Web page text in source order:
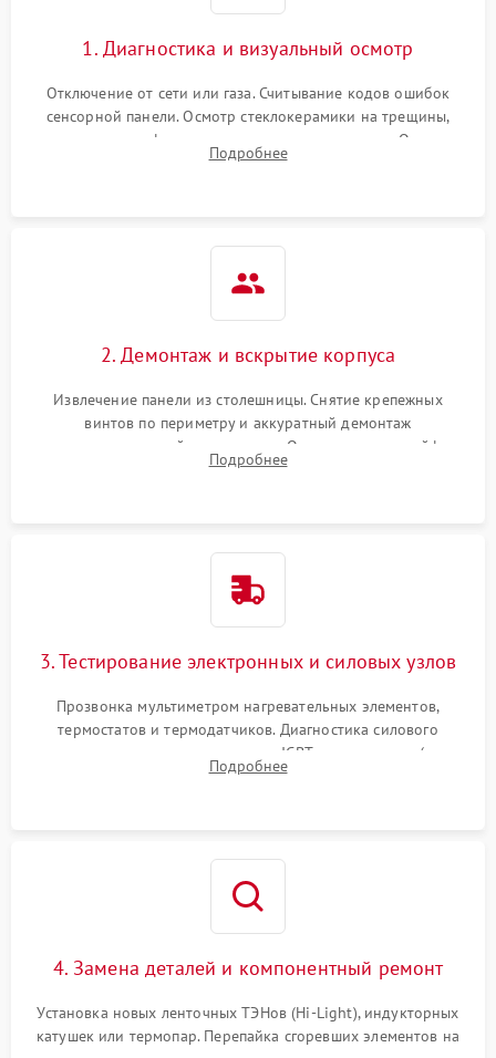
1. Диагностика и визуальный осмотр
Отключение от сети или газа. Считывание кодов ошибок
сенсорной панели. Осмотр стеклокерамики на трещины,
проверка конфорок на равномерность нагрева. Опрос
клиента о симптомах (не включается, не видит посуду,
Подробнее
2. Демонтаж и вскрытие корпуса
Извлечение панели из столешницы. Снятие крепежных
винтов по периметру и аккуратный демонтаж
стеклокерамической поверхности. Отсоединение шлейфов
сенсорного блока для доступа к силовым платам, катушкам
Подробнее
3. Тестирование электронных и силовых узлов
Прозвонка мультиметром нагревательных элементов,
термостатов и термодатчиков. Диагностика силового
модуля, реле, диодных мостов и IGBT-транзисторов (для
индукции). Проверка кранов и газ-контроля (для газовых
Подробнее
4. Замена деталей и компонентный ремонт
Установка новых ленточных ТЭНов (Hi-Light), индукторных
катушек или термопар. Перепайка сгоревших элементов на